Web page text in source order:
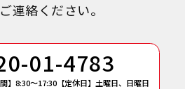
連絡ください。
01-4783
間】8:30～17:30 【定休日】土曜日、日曜日